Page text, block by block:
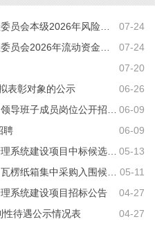
07-24
湖南省人民政府国有资产监督管理委员会本级2026年风险问题专项监督检查项目竞争性磋商邀请公告
07-24
湖南省人民政府国有资产监督管理委员会2026年流动资金专项监督检查项目竞争性磋商邀请公告
07-20
06-26
表彰对象的公示
06-09
湖南能源集团有限公司二级子公司领导班子成员岗位公开招聘公告
06-09
聘
05-13
湖南医药发展投资集团人力资源管理系统建设项目中标候选人公示
05-11
湖南医药发展投资集团所属子公司瓦楞纸箱集中采购入围候选人公示
04-27
系统建设项目招标公告
04-27
待遇公示情况表